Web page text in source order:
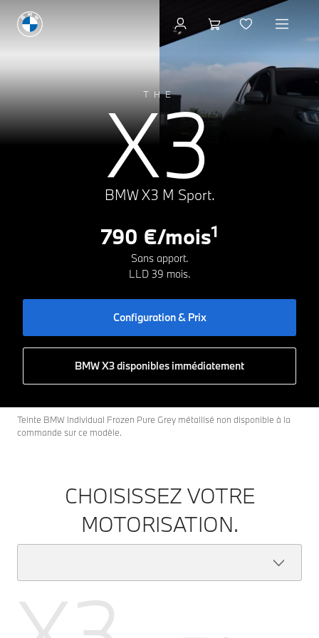
B
C
D
E164g CO₂/km
THE
X3
BMW X3 M Sport.
790 €/mois1
Sans apport.
LLD 39 mois.
Configuration & Prix
BMW X3 disponibles immédiatement
Teinte BMW Individual Frozen Pure Grey métallisé non disponible à la
commande sur ce modèle.
CHOISISSEZ VOTRE
MOTORISATION.